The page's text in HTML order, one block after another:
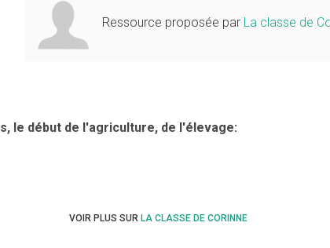
Ressource proposée par La classe de
le début de l'agriculture, de l'élevage:
VOIR PLUS SUR LA CLASSE DE CORINNE